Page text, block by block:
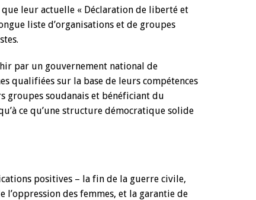
leur actuelle « Déclaration de liberté et
liste d’organisations et de groupes
par un gouvernement national de
qualifiées sur la base de leurs compétences
groupes soudanais et bénéficiant du
ce qu’une structure démocratique solide
positives – la fin de la guerre civile,
des femmes, et la garantie de